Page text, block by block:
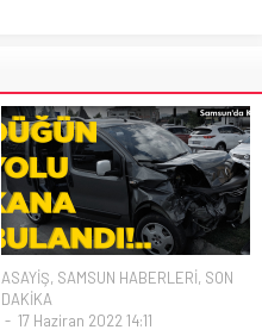
ASAYİŞ, SAMSUN HABERLERİ, SON
DAKİKA
17 Haziran 2022 14:11